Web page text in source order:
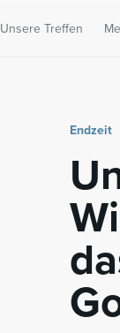
Unsere Treffen
Endzeit